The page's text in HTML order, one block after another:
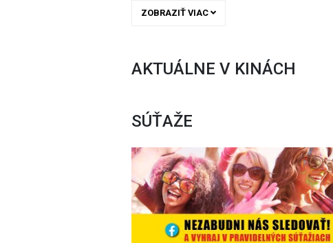
ZOBRAZIŤ VIAC
AKTUÁLNE V KINÁCH
SÚŤAŽE